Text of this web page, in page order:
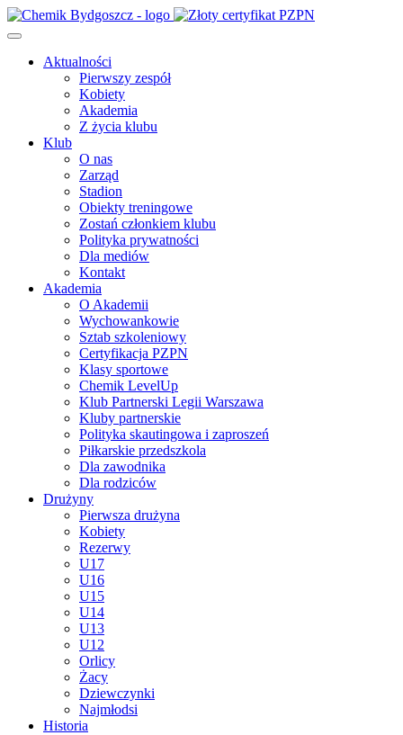
Aktualności
Pierwszy zespół
Kobiety
Akademia
Z życia klubu
Klub
O nas
Zarząd
Stadion
Obiekty treningowe
Zostań członkiem klubu
Polityka prywatności
Dla mediów
Kontakt
Akademia
O Akademii
Wychowankowie
Sztab szkoleniowy
Certyfikacja PZPN
Klasy sportowe
Chemik LevelUp
Klub Partnerski Legii Warszawa
Kluby partnerskie
Polityka skautingowa i zaproszeń
Piłkarskie przedszkola
Dla zawodnika
Dla rodziców
Drużyny
Pierwsza drużyna
Kobiety
Rezerwy
U17
U16
U15
U14
U13
U12
Orlicy
Żacy
Dziewczynki
Najmłodsi
Historia